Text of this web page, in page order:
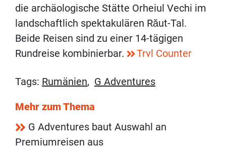
die archäologische Stätte Orheiul Vechi im
landschaftlich spektakulären Răut-Tal.
Beide Reisen sind zu einer 14-tägigen
Rundreise kombinierbar.
Trvl Counter
Tags: Rumänien, G Adventures
Mehr zum Thema
G Adventures baut Auswahl an
Premiumreisen aus